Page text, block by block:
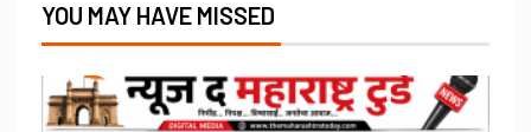
YOU MAY HAVE MISSED